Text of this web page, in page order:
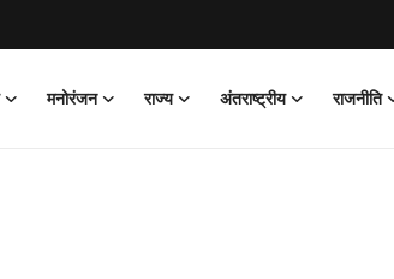
मनोरंजन राज्य अंतराष्ट्रीय राजनीति